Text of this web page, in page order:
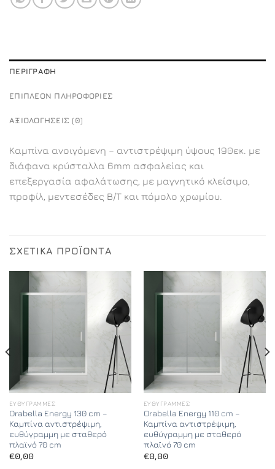
ΠΕΡΙΓΡΑΦΉ
ΕΠΙΠΛΈΟΝ ΠΛΗΡΟΦΟΡΊΕΣ
ΑΞΙΟΛΟΓΉΣΕΙΣ (0)
Καμπίνα ανοιγόμενη – αντιστρέψιμη ύψους 190εκ. με
διάφανα κρύσταλλα 6mm ασφαλείας και
επεξεργασία αφαλάτωσης, με μαγνητικό κλείσιμο,
προφίλ, μεντεσέδες Β/Τ και πόμολο χρωμίου.
ΣΧΕΤΙΚΆ ΠΡΟΪΌΝΤΑ
ΕΥΘΎΓΡΑΜΜΕΣ
Orabella Energy 130 cm –
Καμπίνα αντιστρέψιμη,
ευθύγραμμη με σταθερό
πλαϊνό 70 cm
€0,00
ΕΥΘΎΓΡΑΜΜΕΣ
Orabella Energy 110 cm –
Καμπίνα αντιστρέψιμη,
ευθύγραμμη με σταθερό
πλαϊνό 70 cm
€0,00